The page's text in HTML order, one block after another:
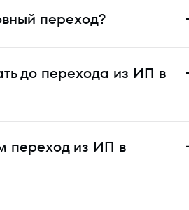
переход?
до перехода из ИП в
переход из ИП в